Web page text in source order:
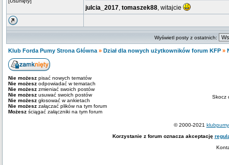
julcia_2017, tomaszek88, witajcie
Wyświetl posty z ostatnich:
Klub Forda Pumy Strona Główna » Dział dla nowych użytkowników forum KFP »
Nie możesz pisać nowych tematów
Nie możesz odpowiadać w tematach
Nie możesz zmieniać swoich postów
Nie możesz usuwać swoich postów
Nie możesz głosować w ankietach
Nie możesz załączać plików na tym forum
Możesz ściągać załączniki na tym forum
Skocz
© 2000-2021
Korzystanie z forum oznacza akceptację